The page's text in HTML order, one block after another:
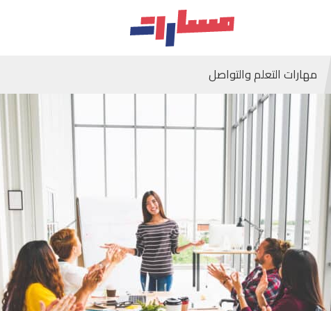
مهارات التعلم والتواصل